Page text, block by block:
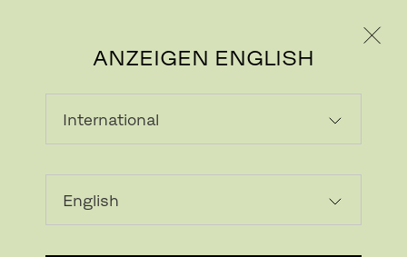
ANZEIGEN ENGLISH
LOUNGESESSEL
Garten-Loungesessel bringen entspannten